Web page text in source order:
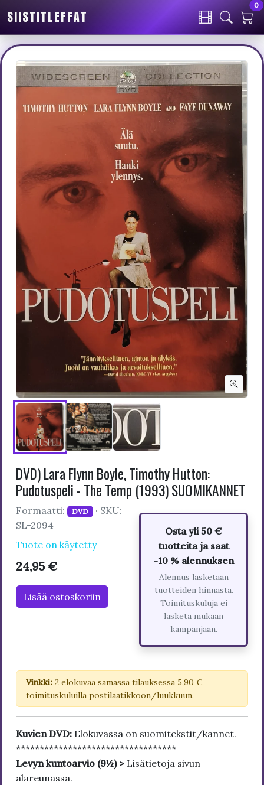
SIISTITLEFFAT
0
DVD) Lara Flynn Boyle, Timothy Hutton:
Pudotuspeli - The Temp (1993) SUOMIKANNET
Formaatti: DVD · SKU:
SL-2094
Tuote on käytetty
24,95 €
Lisää ostoskoriin
Osta yli 50 €
tuotteita ja saat
-10 % alennuksen
Alennus lasketaan
tuotteiden hinnasta.
Toimituskuluja ei
lasketa mukaan
kampanjaan.
Vinkki: 2 elokuvaa samassa tilauksessa 5,90 €
toimituskuluilla postilaatikkoon/luukkuun.
Kuvien DVD: Elokuvassa on suomitekstit/kannet.
**********************************
Levyn kuntoarvio (9½) > Lisätietoja sivun
alareunassa.